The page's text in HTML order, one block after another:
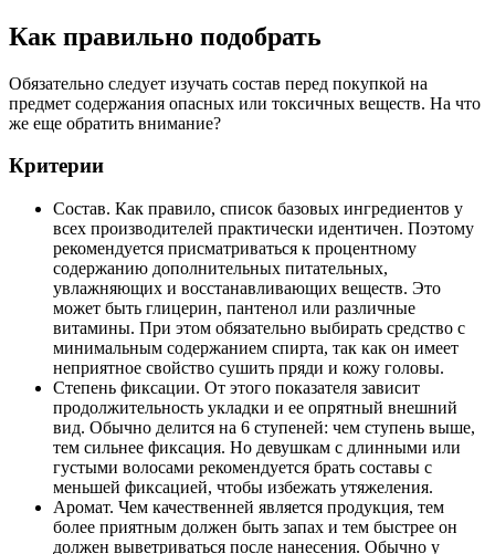
Как правильно подобрать
Обязательно следует изучать состав перед покупкой на
предмет содержания опасных или токсичных веществ. На что
же еще обратить внимание?
Критерии
Состав. Как правило, список базовых ингредиентов у
всех производителей практически идентичен. Поэтому
рекомендуется присматриваться к процентному
содержанию дополнительных питательных,
увлажняющих и восстанавливающих веществ. Это
может быть глицерин, пантенол или различные
витамины. При этом обязательно выбирать средство с
минимальным содержанием спирта, так как он имеет
неприятное свойство сушить пряди и кожу головы.
Степень фиксации. От этого показателя зависит
продолжительность укладки и ее опрятный внешний
вид. Обычно делится на 6 ступеней: чем ступень выше,
тем сильнее фиксация. Но девушкам с длинными или
густыми волосами рекомендуется брать составы с
меньшей фиксацией, чтобы избежать утяжеления.
Аромат. Чем качественней является продукция, тем
более приятным должен быть запах и тем быстрее он
должен выветриваться после нанесения. Обычно у